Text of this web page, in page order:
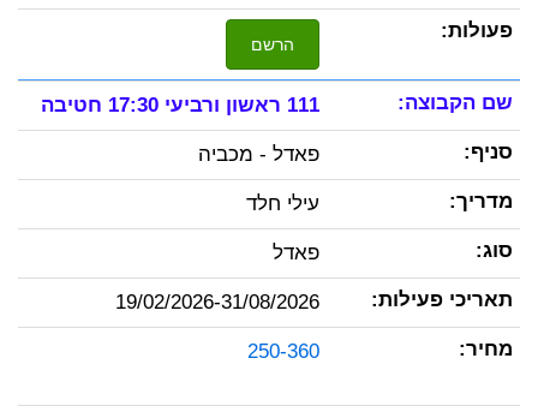
הרשם
111 ראשון ורביעי 17:30 חטיבה
פאדל - מכביה
עילי חלד
פאדל
19/02/2026-31/08/2026
250-360